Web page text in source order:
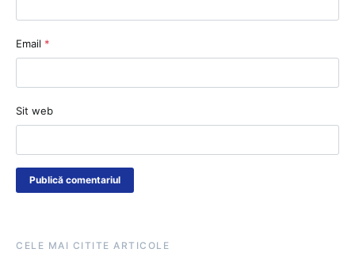
Email *
Sit web
CELE MAI CITITE ARTICOLE